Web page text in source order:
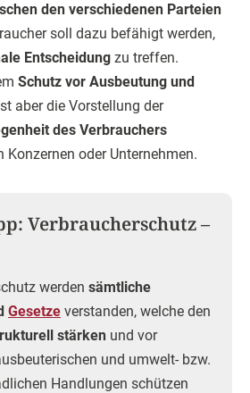
den verschiedenen Parteien
soll dazu befähigt werden,
Entscheidung zu treffen.
Schutz vor Ausbeutung und
aber die Vorstellung der
des Verbrauchers
oder Unternehmen.
Verbraucherschutz –
werden sämtliche
Gesetze verstanden, welche den
stärken und vor
und umwelt- bzw.
Handlungen schützen